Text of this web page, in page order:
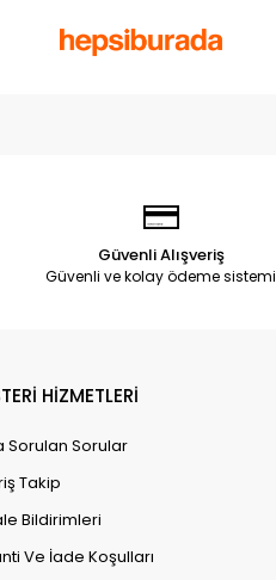
Güvenli Alışveriş
Güvenli ve kolay ödeme sistemi
HİZMETLERİ
Sorulan Sorular
Takip
Bildirimleri
Ve İade Koşulları